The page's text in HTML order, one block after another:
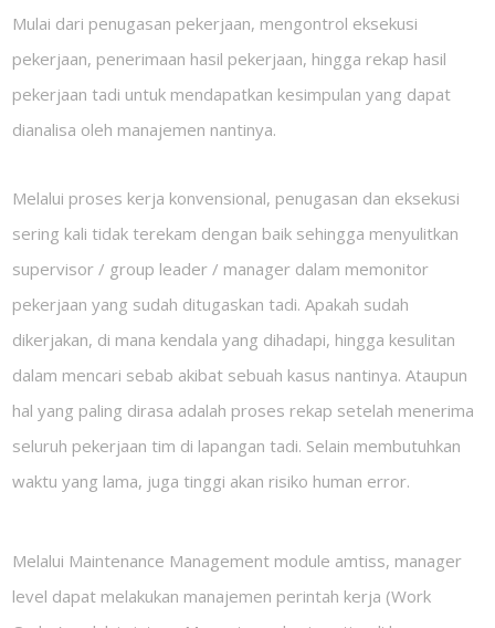
Mulai dari penugasan pekerjaan, mengontrol eksekusi
pekerjaan, penerimaan hasil pekerjaan, hingga rekap hasil
pekerjaan tadi untuk mendapatkan kesimpulan yang dapat
dianalisa oleh manajemen nantinya.
Melalui proses kerja konvensional, penugasan dan eksekusi
sering kali tidak terekam dengan baik sehingga menyulitkan
supervisor / group leader / manager dalam memonitor
pekerjaan yang sudah ditugaskan tadi. Apakah sudah
dikerjakan, di mana kendala yang dihadapi, hingga kesulitan
dalam mencari sebab akibat sebuah kasus nantinya. Ataupun
hal yang paling dirasa adalah proses rekap setelah menerima
seluruh pekerjaan tim di lapangan tadi. Selain membutuhkan
waktu yang lama, juga tinggi akan risiko human error.
Melalui Maintenance Management module amtiss, manager
level dapat melakukan manajemen perintah kerja (Work